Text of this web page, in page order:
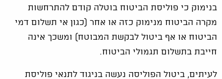
בנימוק כי פוליסת הביטוח בוטלה קודם להתרחשות
מקרה הביטוח מנימוק כזה או אחר (כגון אי תשלום דמי
הביטוח או אף ביטול לבקשת המבוטח) ומשכך אינה
חייבת בתשלום תגמולי הביטוח.
לעיתים, ביטול הפוליסה נעשה בניגוד לתנאי פוליסת